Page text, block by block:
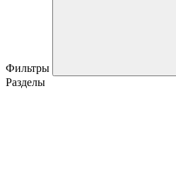
Фильтры
Разделы